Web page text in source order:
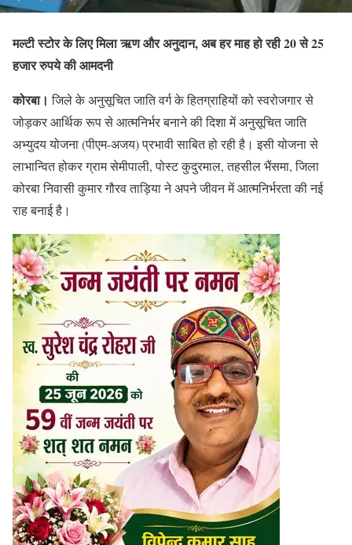
मल्टी स्टोर के लिए मिला ऋण और अनुदान, अब हर माह हो रही 20 से 25
हजार रुपये की आमदनी
कोरबा। जिले के अनुसूचित जाति वर्ग के हितग्राहियों को स्वरोजगार से
जोड़कर आर्थिक रूप से आत्मनिर्भर बनाने की दिशा में अनुसूचित जाति
अभ्युदय योजना (पीएम-अजय) प्रभावी साबित हो रही है। इसी योजना से
लाभान्वित होकर ग्राम सेमीपाली, पोस्ट कुदुरमाल, तहसील भैंसमा, जिला
कोरबा निवासी कुमार गौरव ताड़िया ने अपने जीवन में आत्मनिर्भरता की नई
राह बनाई है।